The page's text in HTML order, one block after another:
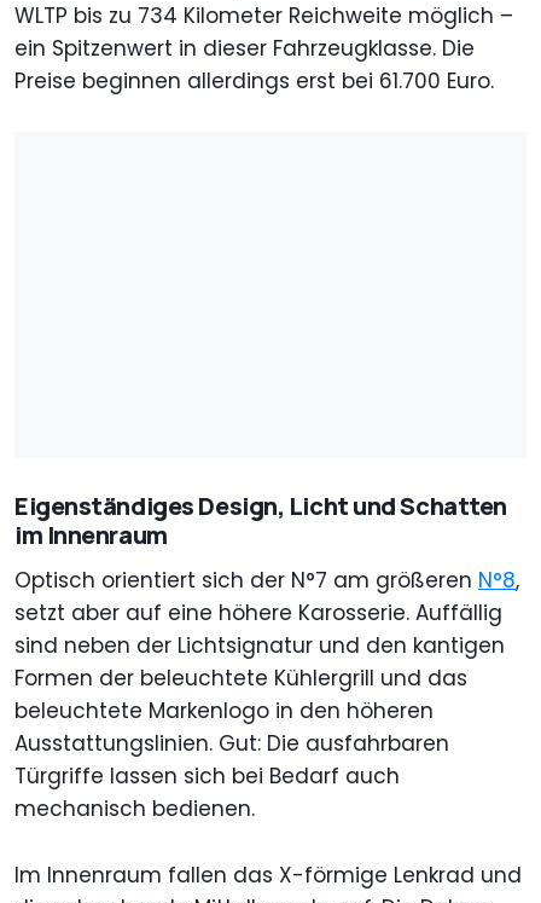
WLTP bis zu 734 Kilometer Reichweite möglich –
ein Spitzenwert in dieser Fahrzeugklasse. Die
Preise beginnen allerdings erst bei 61.700 Euro.
Eigenständiges Design, Licht und Schatten
im Innenraum
Optisch orientiert sich der N°7 am größeren N°8,
setzt aber auf eine höhere Karosserie. Auffällig
sind neben der Lichtsignatur und den kantigen
Formen der beleuchtete Kühlergrill und das
beleuchtete Markenlogo in den höheren
Ausstattungslinien. Gut: Die ausfahrbaren
Türgriffe lassen sich bei Bedarf auch
mechanisch bedienen.
Im Innenraum fallen das X-förmige Lenkrad und